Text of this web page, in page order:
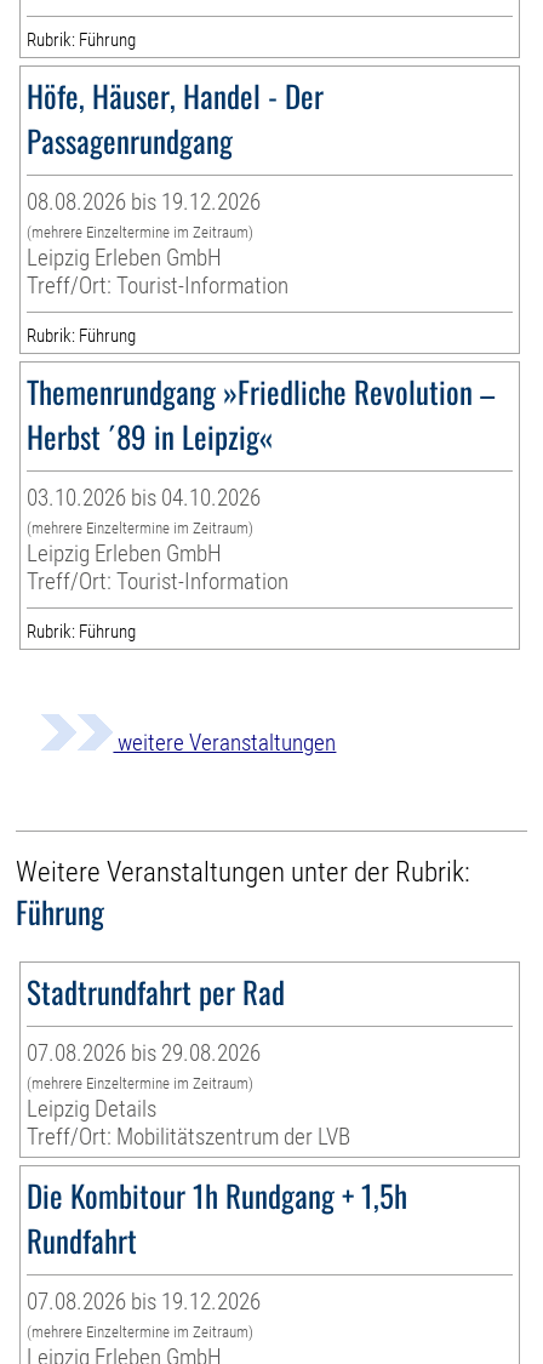
Rubrik: Führung
Höfe, Häuser, Handel - Der
Passagenrundgang
08.08.2026 bis 19.12.2026
(mehrere Einzeltermine im Zeitraum)
Leipzig Erleben GmbH
Treff/Ort: Tourist-Information
Rubrik: Führung
Themenrundgang »Friedliche Revolution –
Herbst ´89 in Leipzig«
03.10.2026 bis 04.10.2026
(mehrere Einzeltermine im Zeitraum)
Leipzig Erleben GmbH
Treff/Ort: Tourist-Information
Rubrik: Führung
weitere Veranstaltungen
Weitere Veranstaltungen unter der Rubrik:
Führung
Stadtrundfahrt per Rad
07.08.2026 bis 29.08.2026
(mehrere Einzeltermine im Zeitraum)
Leipzig Details
Treff/Ort: Mobilitätszentrum der LVB
Die Kombitour 1h Rundgang + 1,5h
Rundfahrt
07.08.2026 bis 19.12.2026
(mehrere Einzeltermine im Zeitraum)
Leipzig Erleben GmbH